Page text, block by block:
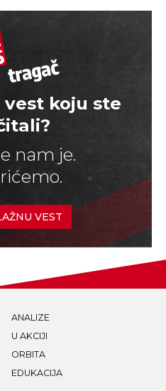
koju ste
nam je.
VEST
ANALIZE
U AKCIJI
ORBITA
EDUKACIJA